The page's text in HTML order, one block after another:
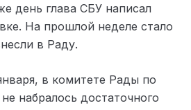
день глава СБУ написал
На прошлой неделе стало
в Раду.
в комитете Рады по
набралось достаточного